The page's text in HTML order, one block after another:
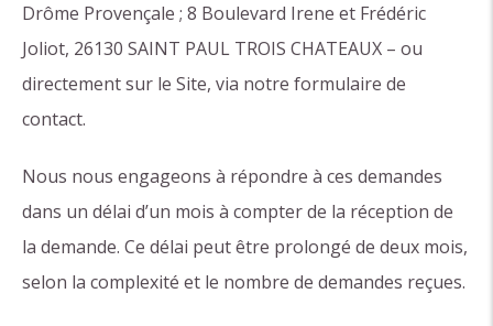
Drôme Provençale ; 8 Boulevard Irene et Frédéric
Joliot, 26130 SAINT PAUL TROIS CHATEAUX – ou
directement sur le Site, via notre formulaire de
contact.
Nous nous engageons à répondre à ces demandes
dans un délai d’un mois à compter de la réception de
la demande. Ce délai peut être prolongé de deux mois,
selon la complexité et le nombre de demandes reçues.